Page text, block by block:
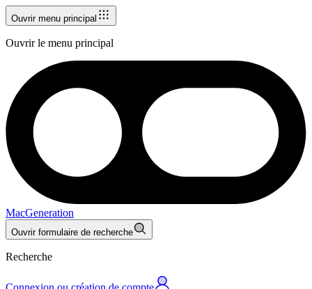
Ouvrir menu principal
Ouvrir le menu principal
MacGeneration
Ouvrir formulaire de recherche
Recherche